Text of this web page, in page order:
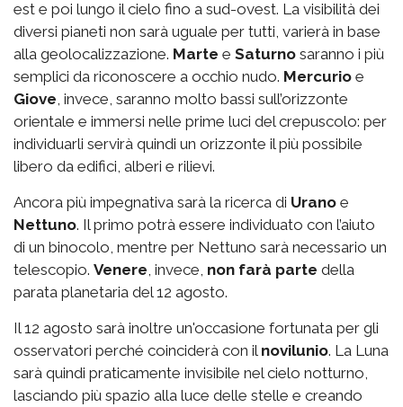
est e poi lungo il cielo fino a sud-ovest. La visibilità dei
diversi pianeti non sarà uguale per tutti, varierà in base
alla geolocalizzazione. Marte e Saturno saranno i più
semplici da riconoscere a occhio nudo. Mercurio e
Giove , invece, saranno molto bassi sull’orizzonte
orientale e immersi nelle prime luci del crepuscolo: per
individuarli servirà quindi un orizzonte il più possibile
libero da edifici, alberi e rilievi.
Ancora più impegnativa sarà la ricerca di Urano e
Nettuno. Il primo potrà essere individuato con l’aiuto
di un binocolo, mentre per Nettuno sarà necessario un
telescopio. Venere , invece, non farà parte della
parata planetaria del 12 agosto.
Il 12 agosto sarà inoltre un'occasione fortunata per gli
osservatori perché coinciderà con il novilunio. La Luna
sarà quindi praticamente invisibile nel cielo notturno,
lasciando più spazio alla luce delle stelle e creando